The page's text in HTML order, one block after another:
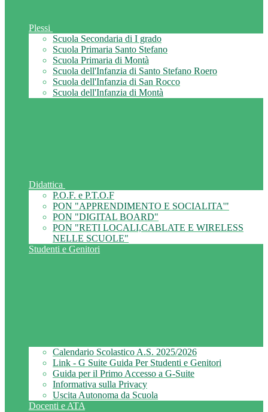
Plessi
Scuola Secondaria di I grado
Scuola Primaria Santo Stefano
Scuola Primaria di Montà
Scuola dell'Infanzia di Santo Stefano Roero
Scuola dell'Infanzia di San Rocco
Scuola dell'Infanzia di Montà
Didattica
P.O.F. e P.T.O.F
PON "APPRENDIMENTO E SOCIALITA'"
PON "DIGITAL BOARD"
PON "RETI LOCALI,CABLATE E WIRELESS
NELLE SCUOLE"
Studenti e Genitori
Calendario Scolastico A.S. 2025/2026
Link - G Suite Guida Per Studenti e Genitori
Guida per il Primo Accesso a G-Suite
Informativa sulla Privacy
Uscita Autonoma da Scuola
Docenti e ATA